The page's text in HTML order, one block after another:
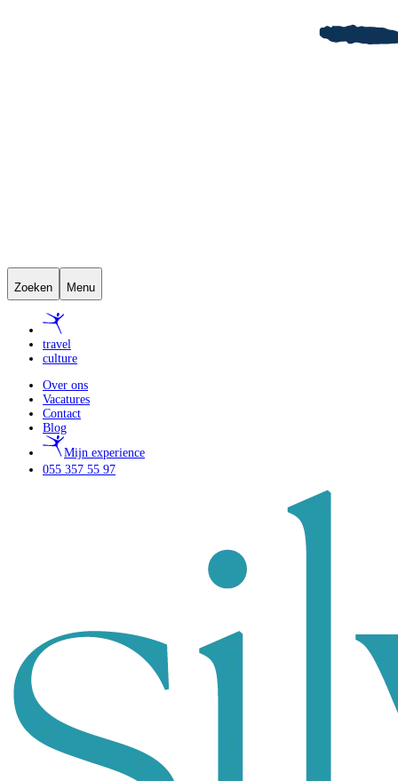
Zoeken Menu
travel
culture
Over ons
Vacatures
Contact
Blog
Mijn experience
055 357 55 97